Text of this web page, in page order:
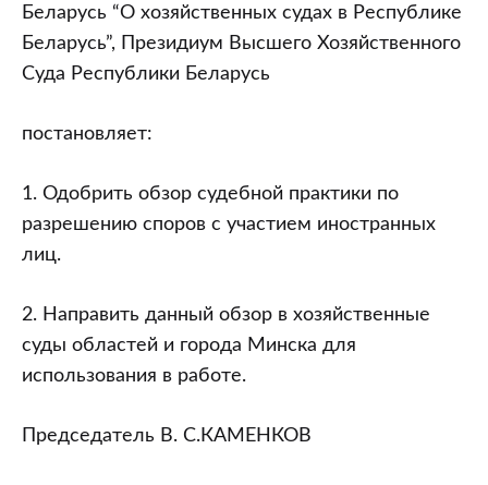
участием
иностранных
лиц”
Беларусь “О хозяйственных судах в Республике
Беларусь”, Президиум Высшего Хозяйственного
Суда Республики Беларусь
постановляет:
1. Одобрить обзор судебной практики по
разрешению споров с участием иностранных
лиц.
2. Направить данный обзор в хозяйственные
суды областей и города Минска для
использования в работе.
Председатель В. С.КАМЕНКОВ